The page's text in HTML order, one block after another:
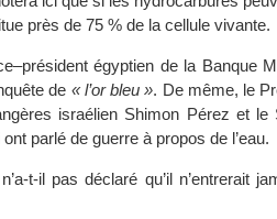
près de 75 % de la cellule vivante.
égyptien de la Banque
de « l’or bleu ». De même, le
israélien Shimon Pérez et le
parlé de guerre à propos de l’eau.
t-il pas déclaré qu’il n’entrerait